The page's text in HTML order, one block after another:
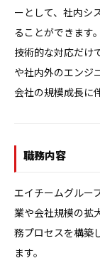
ーとして、社内シ
ることができます。
技術的な対応だけ
や社内外のエンジ
会社の規模成長に
職務内容
エイチームグルー
業や会社規模の拡
務プロセスを構築
ます。